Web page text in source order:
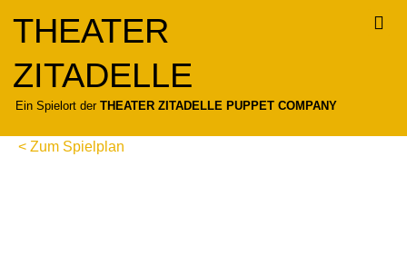
springen
THEATER
ZITADELLE
Ein Spielort derTHEATER ZITADELLE PUPPET COMPANY
< Zum Spielplan